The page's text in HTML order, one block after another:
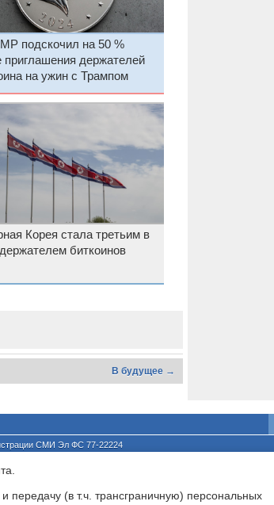
подскочил на 50 %
приглашения держателей
на ужин с Трампом
Корея стала третьим в
биткоинов
В будущее →
СМИ Эл ФС 77-22224
документа является нарушением
передачу (в т.ч. трансграничную) персональных